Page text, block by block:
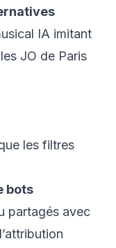
IA imitant
JO de Paris
les filtres
bots
partagés avec